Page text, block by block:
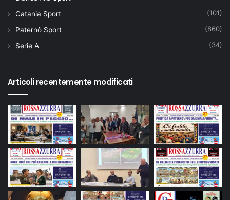
Catania Sport (101)
Paternò Sport (860)
Serie A (34)
Articoli recentemente modificati